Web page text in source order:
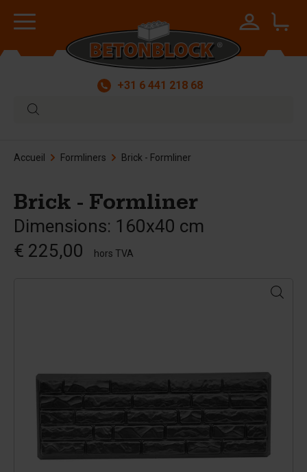
+31 6 441 218 68
Accueil Formliners Brick - Formliner
Brick - Formliner
Dimensions: 160x40 cm
€ 225,00
hors TVA